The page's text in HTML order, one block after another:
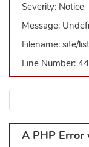
Severity: Notice
Message:
Filename: site/
Line Number:
A PHP Error